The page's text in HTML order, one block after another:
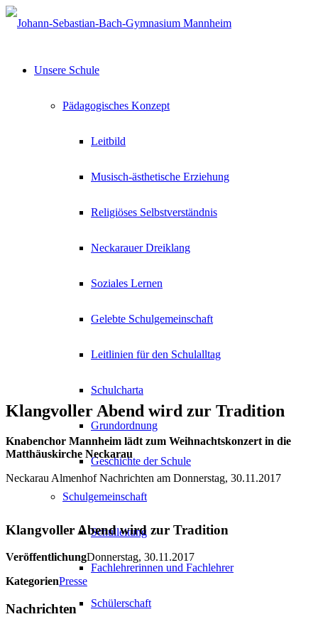
Unsere Schule
Pädagogisches Konzept
Leitbild
Musisch-ästhetische Erziehung
Religiöses Selbstverständnis
Neckarauer Dreiklang
Soziales Lernen
Gelebte Schulgemeinschaft
Leitlinien für den Schulalltag
Schulcharta
Grundordnung
Geschichte der Schule
Schulgemeinschaft
Schulleitung
Fachlehrerinnen und Fachlehrer
Schülerschaft
Klangvoller Abend wird zur Tradition
Knabenchor Mannheim lädt zum Weihnachtskonzert in die
Matthäuskirche Neckarau
Neckarau Almenhof Nachrichten am Donnerstag, 30.11.2017
Klangvoller Abend wird zur Tradition
VeröffentlichungDonnerstag, 30.11.2017
KategorienPresse
Nachrichten